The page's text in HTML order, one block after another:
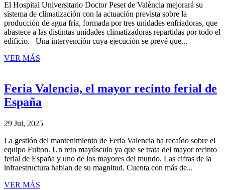
El Hospital Universitario Doctor Peset de València mejorará su
sistema de climatización con la actuación prevista sobre la
producción de agua fría, formada por tres unidades enfriadoras, que
abastece a las distintas unidades climatizadoras repartidas por todo el
edificio. Una intervención cuya ejecución se prevé que...
VER MÁS
Feria Valencia, el mayor recinto ferial de
España
29 Jul, 2025
La gestión del mantenimiento de Feria Valencia ha recaído sobre el
equipo Fulton. Un reto mayúsculo ya que se trata del mayor recinto
ferial de España y uno de los mayores del mundo. Las cifras de la
infraestructura hablan de su magnitud. Cuenta con más de...
VER MÁS